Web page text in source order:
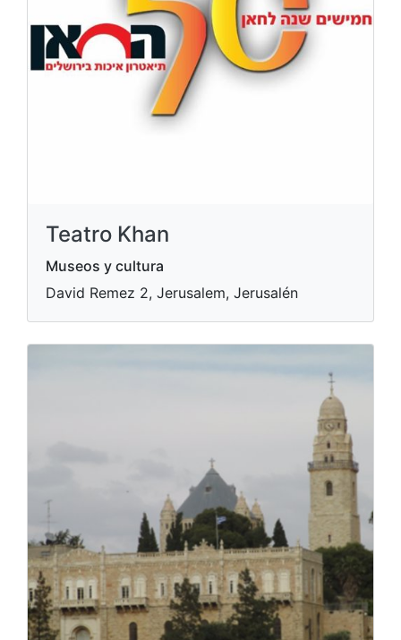
Teatro Khan
Museos y cultura
David Remez 2, Jerusalem, Jerusalén